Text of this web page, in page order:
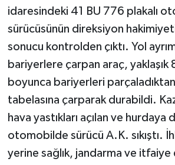
idaresindeki 41 BU 776 plakalı
sürücüsünün direksiyon
sonucu kontrolden çıktı. Yol
bariyerlere çarpan araç, yaklaşık
boyunca bariyerleri
tabelasına çarparak durabildi.
hava yastıkları açılan ve hurdaya
otomobilde sürücü A.K. sıkıştı.
yerine sağlık, jandarma ve itfaiye